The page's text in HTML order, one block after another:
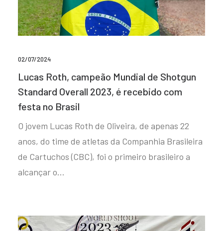
02/07/2024
Lucas Roth, campeão Mundial de Shotgun
Standard Overall 2023, é recebido com
festa no Brasil
O jovem Lucas Roth de Oliveira, de apenas 22
anos, do time de atletas da Companhia Brasileira
de Cartuchos (CBC), foi o primeiro brasileiro a
alcançar o…